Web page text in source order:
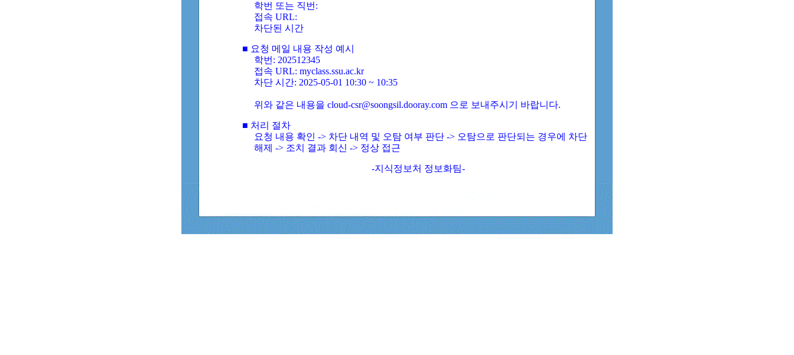
학번 또는 직번:
접속 URL:
차단된 시간
■ 요청 메일 내용 작성 예시
학번: 202512345
접속 URL: myclass.ssu.ac.kr
차단 시간: 2025-05-01 10:30 ~ 10:35
위와 같은 내용을 cloud-csr@soongsil.dooray.com 으로 보내주시기 바랍니다.
■ 처리 절차
요청 내용 확인 -> 차단 내역 및 오탐 여부 판단 -> 오탐으로 판단되는 경우에 차단
해제 -> 조치 결과 회신 -> 정상 접근
-지식정보처 정보화팀-